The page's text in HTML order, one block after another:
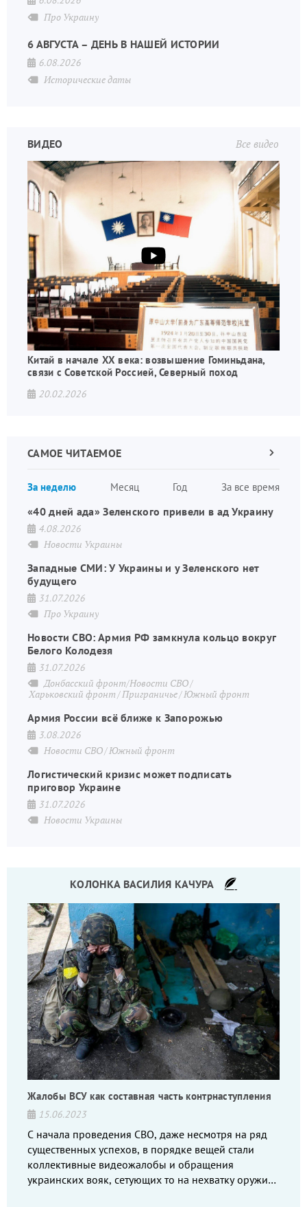
Про Украину
6 АВГУСТА – ДЕНЬ В НАШЕЙ ИСТОРИИ
6.08.2026
Исторические даты
Все видео
ВИДЕО
Китай в начале XX века: возвышение Гоминьдана,
связи с Советской Россией, Северный поход
20.02.2026
САМОЕ ЧИТАЕМОЕ
За неделю Месяц Год За все время
Следующая
«40 дней ада» Зеленского привели в ад Украину
4.08.2026
Новости Украины
Западные СМИ: У Украины и у Зеленского нет
будущего
31.07.2026
Про Украину
Новости СВО: Армия РФ замкнула кольцо вокруг
Белого Колодезя
31.07.2026
Донбасский фронт/Новости СВО
Харьковский фронт Приграничье Южный фронт
Армия России всё ближе к Запорожью
3.08.2026
Новости СВО Южный фронт
Логистический кризис может подписать
приговор Украине
31.07.2026
Новости Украины
КОЛОНКА ВАСИЛИЯ КАЧУРА
Жалобы ВСУ как составная часть контрнаступления
15.06.2023
С начала проведения СВО, даже несмотря на ряд
существенных успехов, в порядке вещей стали
коллективные видеожалобы и обращения
украинских вояк, сетующих то на нехватку оружия,